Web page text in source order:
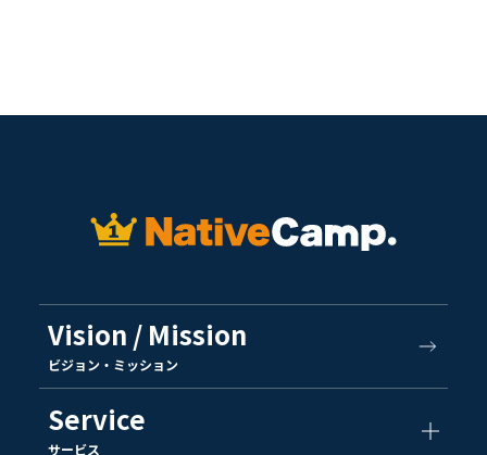
Vision / Mission
ビジョン・ミッション
Service
サービス